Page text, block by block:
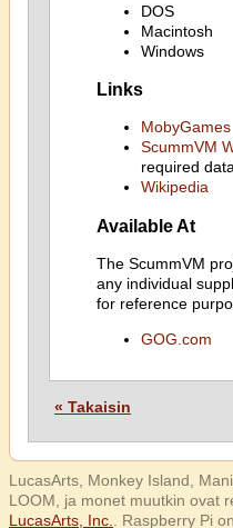
DOS
Macintosh
Windows
Links
MobyGames
ScummVM
required
Wikipedia
Available At
The ScummVM
any individual
for reference
GOG.com
« Takaisin
LucasArts, Monkey Island,
LOOM, ja monet muutkin ovat
LucasArts, Inc.
. Raspberry Pi